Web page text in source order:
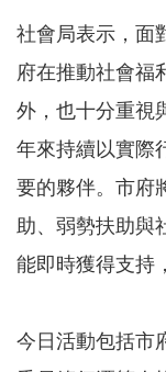
構
地
圖
住
友
善
區
w
i
m
社會局表示，面
府在推動社會福
外，也十分重視
年來持續以實際
要的夥伴。市府
助、弱勢扶助與
能即時獲得支持
今日活動包括市